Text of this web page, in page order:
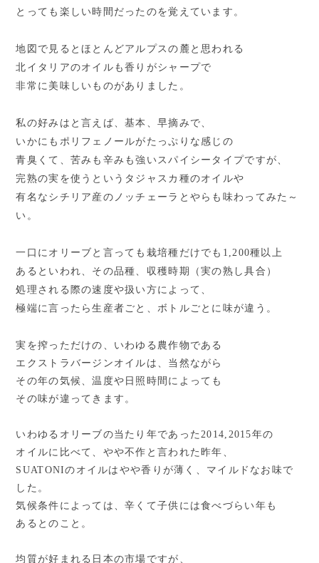
とっても楽しい時間だったのを覚えています。
地図で見るとほとんどアルプスの 麓と思われる
北イタリアのオイルも香りがシャープで
非常に美味しいものがありました。
私の好みはと言えば、基本、早摘みで、
いかにもポリフェノールがたっぷりな感じの
青臭くて、苦みも辛みも強いスパイシータイプですが、
完熟の実を使うというタジャスカ種のオイルや
有名なシチリア産のノッチェーラとやらも味わってみた～
い。
一口にオリーブと言っても栽培種だけでも 1,200種以上
あるといわれ、その品種、収穫時期（実の熟し具合）
処理される際の速度や扱い方によって、
極端に言ったら生産者ごと、ボトルごとに味が違う。
実を搾っただけの、いわゆる農作物である
エクストラバージンオイルは、当然ながら
その年の気候、温度や日照時間によっても
その味が違ってきます。
いわゆるオリーブの当たり年であった2014,2015年の
オイルに比べて、やや不作と言われた昨年、
SUATONIのオイルはやや香りが薄く、マイルドなお味で
した。
気候条件によっては、辛くて子供には食べづらい年も
あるとのこと。
均質が好まれる日本の市場ですが、